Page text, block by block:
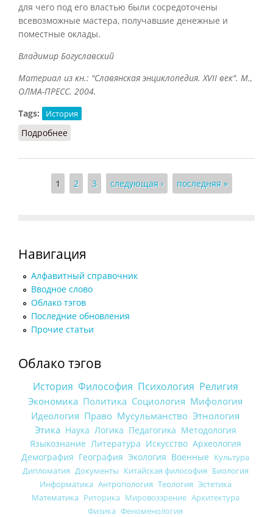
для чего под его властью были сосредоточены
всевозможные мастера, получавшие денежные и
поместные оклады.
Владимир Богуславский
Материал из кн.: "Славянская энциклопедия. XVII век". М.,
ОЛМА-ПРЕСС. 2004.
Tags:
История
Подробнее
Страницы
1 2 3 следующая › последняя »
Навигация
Алфавитный справочник
Вводное слово
Облако тэгов
Последние обновления
Прочие статьи
Облако тэгов
История Философия Психология Религия
Экономика Политика Социология Мифология
Идеология Право Мусульманство Этнология
Этика Наука Логика Педагогика Методология
Языкознание Литература Искусство Археология
Демография География Экология Военные Культура
Дипломатия Документы Китайская философия Биология
Информатика Антропология Теология Эстетика
Математика Риторика Мировоззрение Архитектура
Физика Феноменология